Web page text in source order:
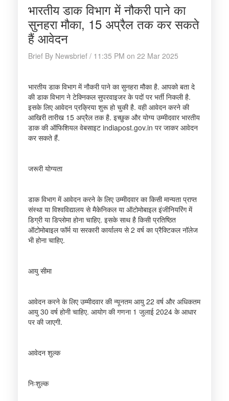
भारतीय डाक विभाग में नौकरी पाने का
सुनहरा मौका, 15 अप्रैल तक कर सकते
हैं आवेदन
Brief By Newsbrief / 11:35 PM on 22 Mar 2025
भारतीय डाक विभाग में नौकरी पाने का सुनहरा मौका है. आपको बता दे
की डाक विभाग ने टेक्निकल सुपरवाइजर के पदों पर भर्ती निकली है.
इसके लिए आवेदन प्रक्रिया शुरू हो चुकी है. वही आवेदन करने की
आखिरी तारीख 15 अप्रैल तक है. इच्छुक और योग्य उम्मीदवार भारतीय
डाक की ऑफिशियल वेबसाइट indiapost.gov.in पर जाकर आवेदन
कर सकते हैं.
जरूरी योग्यता
डाक विभाग में आवेदन करने के लिए उम्मीदवार का किसी मान्यता प्राप्त
संस्था या विश्वविद्यालय से मैकेनिकल या ऑटोमोबाइल इंजीनियरिंग में
डिग्री या डिप्लोमा होना चाहिए. इसके साथ है किसी प्रतिष्ठित
ऑटोमोबाइल फॉर्म या सरकारी कार्यालय से 2 वर्ष का प्रैक्टिकल नॉलेज
भी होना चाहिए.
आयु सीमा
आवेदन करने के लिए उम्मीदवार की न्यूनतम आयु 22 वर्ष और अधिकतम
आयु 30 वर्ष होनी चाहिए. आयोग की गणना 1 जुलाई 2024 के आधार
पर की जाएगी.
आवेदन शुल्क
निःशुल्क